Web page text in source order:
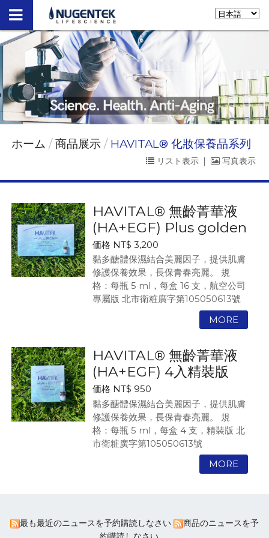
ホーム 商品展示 HAVITAL® 化妝保養品系列
リスト表示 | 写真表示
HAVITAL® 無齡菁華液
(HA+EGF) Plus golden
価格 NT$ 3,200
黏多醣體保濕結合美麗因子，提供肌膚
修護保養效果，長保青春亮麗。 規
格：每瓶 5 ml，每盒 16 支，航空公司
專屬版 北市衛粧廣字第105050613號
HAVITAL® 無齡菁華液
(HA+EGF) 4入精裝版
価格 NT$ 950
黏多醣體保濕結合美麗因子，提供肌膚
修護保養效果，長保青春亮麗。
規
格：每瓶 5 ml，每盒 4 支，精裝版 北
市衛粧廣字第105050613號
最も最近のニュースを予約購読しなさい
商品のニュースを予
約購読しなさい